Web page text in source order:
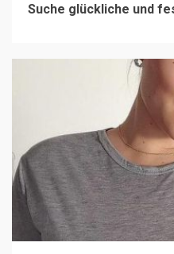
Suche glückliche und
1 min read